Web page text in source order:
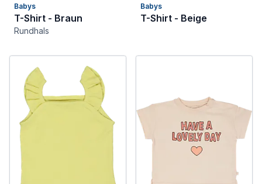
Babys
T-Shirt - Braun
Rundhals
Babys
T-Shirt - Beige